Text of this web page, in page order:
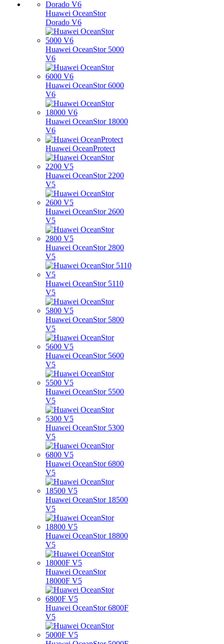
Huawei OceanStor
Dorado V6
Huawei OceanStor 5000
V6
Huawei OceanStor 6000
V6
Huawei OceanStor 18000
V6
Huawei OceanProtect
Huawei OceanStor 2200
V5
Huawei OceanStor 2600
V5
Huawei OceanStor 2800
V5
Huawei OceanStor 5110
V5
Huawei OceanStor 5800
V5
Huawei OceanStor 5600
V5
Huawei OceanStor 5500
V5
Huawei OceanStor 5300
V5
Huawei OceanStor 6800
V5
Huawei OceanStor 18500
V5
Huawei OceanStor 18800
V5
Huawei OceanStor
18000F V5
Huawei OceanStor 6800F
V5